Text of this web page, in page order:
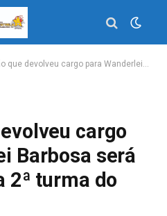
cargo para Wanderlei Barbosa será analisada pela 2ª turma do STF; entenda
cargo
Barbosa será
2ª turma do